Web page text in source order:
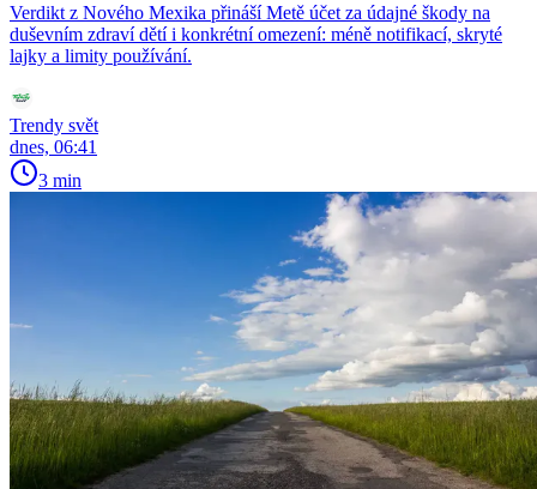
Verdikt z Nového Mexika přináší Metě účet za údajné škody na
duševním zdraví dětí i konkrétní omezení: méně notifikací, skryté
lajky a limity používání.
Trendy svět
dnes, 06:41
3 min